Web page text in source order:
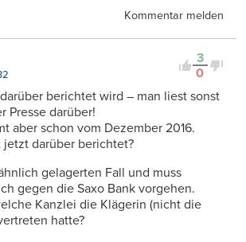
Kommentar melden
3
0
berichtet wird – man liest sonst
Presse darüber!
aber schon vom Dezember 2016.
jetzt darüber berichtet?
gelagerten Fall und muss
gegen die Saxo Bank vorgehen.
Kanzlei die Klägerin (nicht die
hatte?